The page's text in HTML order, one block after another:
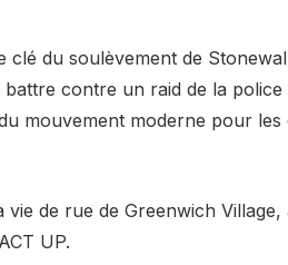
du soulèvement de
contre un raid de la police
mouvement moderne pour les
de rue de Greenwich Village,
UP.